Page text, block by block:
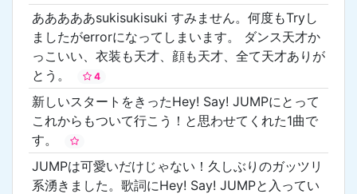
あああああsukisukisuki すみません。何度もTryし
ましたがerrorになってしまいます。 ダンス天才か
っこいい、衣装も天才、顔も天才、全て天才ありが
とう。
4
新しいスタートをきったHey! Say! JUMPにとって
これからもついて行こう！と思わせてくれた1曲で
す。
JUMPは可愛いだけじゃない！久しぶりのガッツリ
系湧きました。歌詞にHey! Say! JUMPと入ってい